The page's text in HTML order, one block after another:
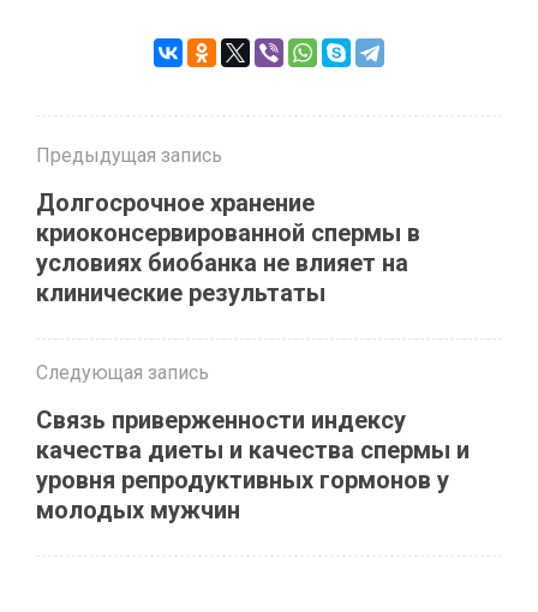
Предыдущая запись
Долгосрочное хранение
криоконсервированной спермы в
условиях биобанка не влияет на
клинические результаты
Следующая запись
Связь приверженности индексу
качества диеты и качества спермы и
уровня репродуктивных гормонов у
молодых мужчин